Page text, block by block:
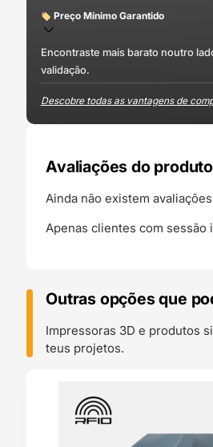
Preço Mínimo Garantido
Encontraste mais barato noutro
validação.
Descobre todas as vantagens de
Avaliações do
Ainda não existem
Apenas clientes com
Outras opções que
Impressoras 3D e produtos
teus projetos.